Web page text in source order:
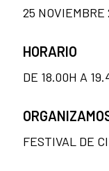
25 NOVIEMBRE
HORARIO
DE 18.00H A
FESTIVAL DE